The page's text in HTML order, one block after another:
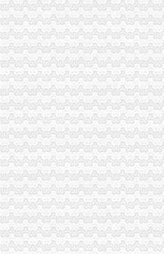
中国嘉陵：2010年半年度报告_证券之星